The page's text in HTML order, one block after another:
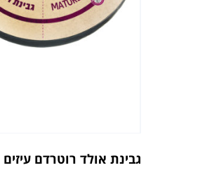
גבינת אולד רוטרדם עיזים